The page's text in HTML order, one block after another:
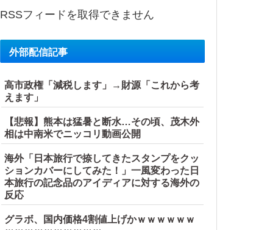
RSSフィードを取得できません
外部配信記事
高市政権「減税します」→財源「これから考
えます」
【悲報】熊本は猛暑と断水…その頃、茂木外
相は中南米でニッコリ動画公開
海外「日本旅行で捺してきたスタンプをクッ
ションカバーにしてみた！」一風変わった日
本旅行の記念品のアイディアに対する海外の
反応
グラボ、国内価格4割値上げかｗｗｗｗｗｗ